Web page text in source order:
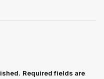
Required fields are